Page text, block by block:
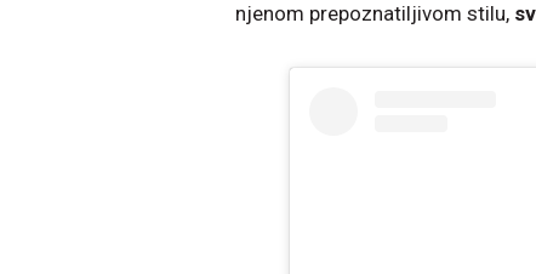
njenom prepoznatiljivom stilu,